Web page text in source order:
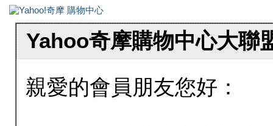
Yahoo奇摩購物中心大聯
親愛的會員朋友您好：